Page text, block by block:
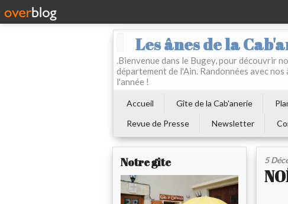
Les ânes de la
.Bienvenue dans le Bugey, pour découvrir
département de l'Ain. Randonnées avec
l'année !
Accueil Gîte de la Cab'anerie
Revue de Presse
Newsletter
Notre gîte 5